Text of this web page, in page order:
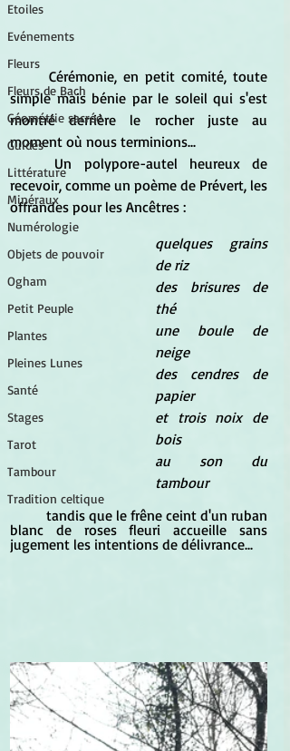
Etoiles
Evénements
Fleurs
Fleurs de Bach
Géométrie sacrée
Guides
Littérature
Minéraux
Numérologie
Objets de pouvoir
Ogham
Petit Peuple
Plantes
Pleines Lunes
Santé
Stages
Tarot
Tambour
Tradition celtique
simple mais bénie par le soleil qui s'est
montré derrière le rocher juste au
moment où nous terminions...
	Un polypore-autel heureux de
recevoir, comme un poème de Prévert, les
offrandes pour les Ancêtres :
quelques grains
de riz
des brisures de
thé
une boule de
neige
des cendres de
papier
et trois noix de
bois
au son du
tambour
blanc de roses fleuri accueille sans
jugement les intentions de délivrance...